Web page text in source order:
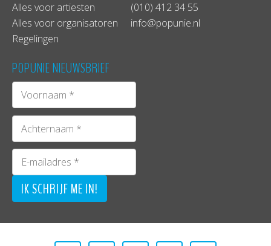
Alles voor artiesten
Alles voor organisatoren
Regelingen
(010) 412 34 55
info@popunie.nl
POPUNIE NIEUWSBRIEF